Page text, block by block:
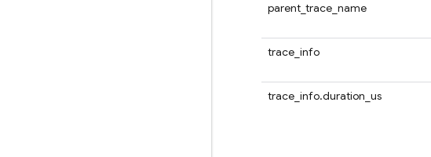
parent_trace_name
trace_info
trace_info.duration_us